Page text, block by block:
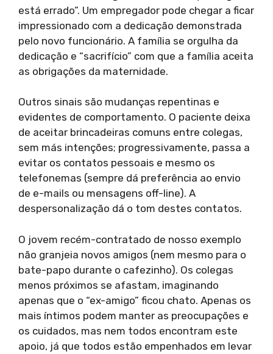
está errado”. Um empregador pode chegar a ficar
impressionado com a dedicação demonstrada
pelo novo funcionário. A família se orgulha da
dedicação e “sacrifício” com que a família aceita
as obrigações da maternidade.
Outros sinais são mudanças repentinas e
evidentes de comportamento. O paciente deixa
de aceitar brincadeiras comuns entre colegas,
sem más intenções; progressivamente, passa a
evitar os contatos pessoais e mesmo os
telefonemas (sempre dá preferência ao envio
de e-mails ou mensagens off-line). A
despersonalização dá o tom destes contatos.
O jovem recém-contratado de nosso exemplo
não granjeia novos amigos (nem mesmo para o
bate-papo durante o cafezinho). Os colegas
menos próximos se afastam, imaginando
apenas que o “ex-amigo” ficou chato. Apenas os
mais íntimos podem manter as preocupações e
os cuidados, mas nem todos encontram este
apoio, já que todos estão empenhados em levar